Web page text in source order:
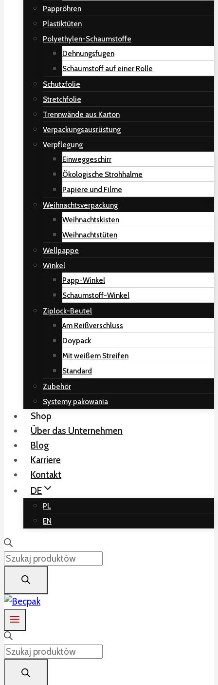
Pappröhren
Plastiktüten
Polyethylen-Schaumstoffe
Dehnungsfugen
Schaumstoff auf einer Rolle
Schutzfolie
Stretchfolie
Trennwände aus Karton
Verpackungsausrüstung
Verpflegung
Einweggeschirr
Ökologische Strohhalme
Papiere und Filme
Weihnachtsverpackung
Weihnachtskisten
Weihnachtstüten
Wellpappe
Winkel
Papp-Winkel
Schaumstoff-Winkel
Ziplock-Beutel
Am Reißverschluss
Doypack
Mit weißem Streifen
Standard
Zubehör
Systemy pakowania
Shop
Über das Unternehmen
Blog
Karriere
Kontakt
DE
PL
EN
Products
search
Products
search